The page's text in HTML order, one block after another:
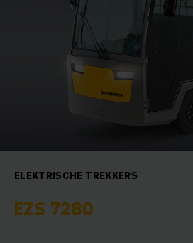
ELEKTRISCHE TREKKERS
EZS 7280